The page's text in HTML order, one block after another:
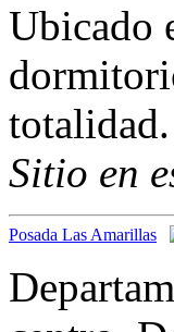
Ubicado
Sitio en
Posada Las Amarillas